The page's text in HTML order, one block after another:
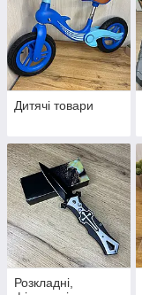
Дитячі товари
Розкладні,